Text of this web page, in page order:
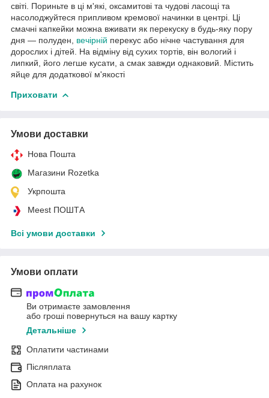
світі. Пориньте в ці м'які, оксамитові та чудові ласощі та
насолоджуйтеся припливом кремової начинки в центрі. Ці
смачні капкейки можна вживати як перекуску в будь-яку пору
дня — полуден, вечірній перекус або нічне частування для
дорослих і дітей. На відміну від сухих тортів, він вологий і
липкий, його легше кусати, а смак завжди однаковий. Містить
яйце для додаткової м'якості
Приховати
Умови доставки
Нова Пошта
Магазини Rozetka
Укрпошта
Meest ПОШТА
Всі умови доставки
Умови оплати
Ви отримаєте замовлення
або гроші повернуться на вашу картку
Детальніше
Оплатити частинами
Післяплата
Оплата на рахунок